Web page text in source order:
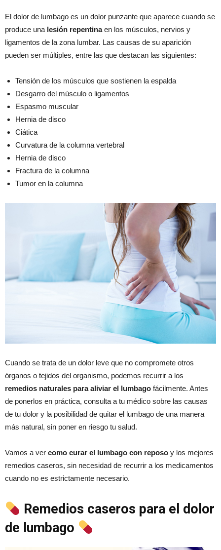
El dolor de lumbago es un dolor punzante que aparece cuando se
produce una lesión repentinaen los músculos, nervios y
ligamentos de la zona lumbar. Las causas de su aparición
pueden ser múltiples, entre las que destacan las siguientes:
Tensión de los músculos que sostienen la espalda
Desgarro del músculo o ligamentos
Espasmo muscular
Hernia de disco
Ciática
Curvatura de la columna vertebral
Hernia de disco
Fractura de la columna
Tumor en la columna
Cuando se trata de un dolor leve que no compromete otros
órganos o tejidos del organismo, podemos recurrir a los
remedios naturales para aliviar el lumbago fácilmente. Antes
de ponerlos en práctica, consulta a tu médico sobre las causas
de tu dolor y la posibilidad de quitar el lumbago de una manera
más natural, sin poner en riesgo tu salud.
Vamos a ver como curar el lumbago con reposo y los mejores
remedios caseros, sin necesidad de recurrir a los medicamentos
cuando no es estrictamente necesario.
Remedios caseros para el dolor
de lumbago